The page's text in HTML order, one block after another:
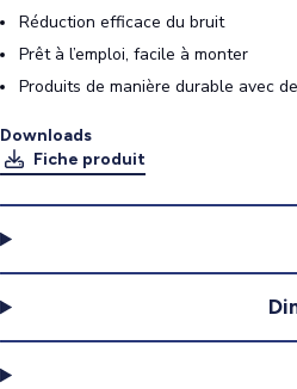
Réduction efficace du bruit
Prêt à l’emploi, facile à monter
Produits de manière durable avec
Downloads
Fiche produit